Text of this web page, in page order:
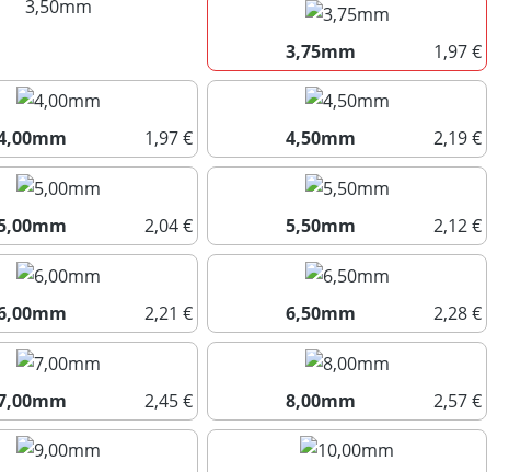
3,50mm(Diese Option ist zurzeit nicht verfügbar.)
3,75mm
1,97 €
3,75mm
1,97 €
4,00mm
4,50mm
2,19 €
4,50mm
2,04 €
5,00mm
5,50mm
2,12 €
5,50mm
2,21 €
6,00mm
6,50mm
2,28 €
6,50mm
2,45 €
7,00mm
8,00mm
2,57 €
8,00mm